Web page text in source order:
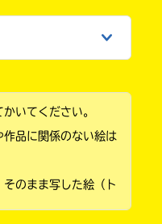
いてください。
作品に関係のない絵は
そのまま写した絵（ト